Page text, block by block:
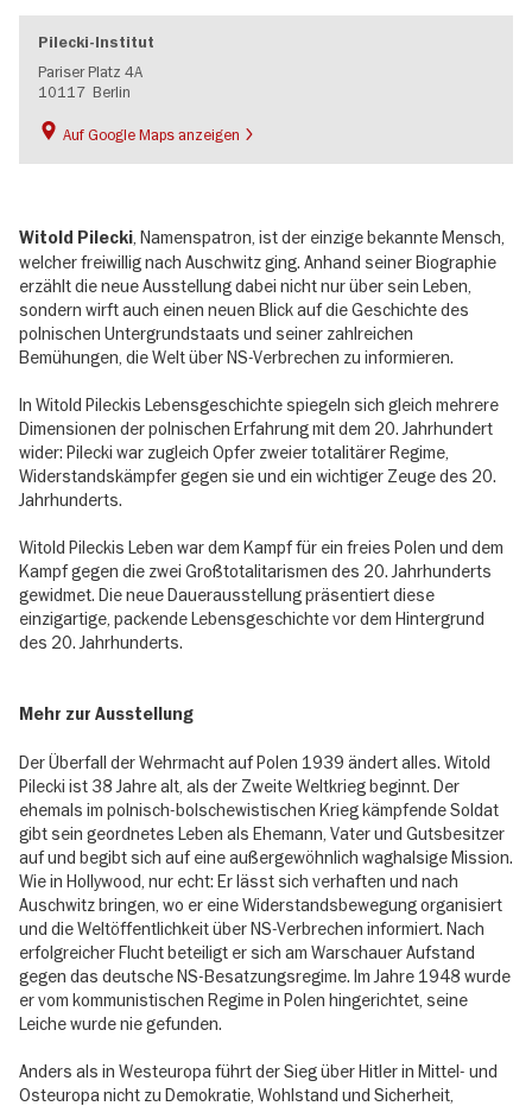
Pilecki-Institut
Pariser Platz 4A
10117 Berlin
Auf Google Maps anzeigen
Witold Pilecki, Namenspatron, ist der einzige bekannte Mensch,
welcher freiwillig nach Auschwitz ging. Anhand seiner Biographie
erzählt die neue Ausstellung dabei nicht nur über sein Leben,
sondern wirft auch einen neuen Blick auf die Geschichte des
polnischen Untergrundstaats und seiner zahlreichen
Bemühungen, die Welt über NS-Verbrechen zu informieren.
In Witold Pileckis Lebensgeschichte spiegeln sich gleich mehrere
Dimensionen der polnischen Erfahrung mit dem 20. Jahrhundert
wider: Pilecki war zugleich Opfer zweier totalitärer Regime,
Widerstandskämpfer gegen sie und ein wichtiger Zeuge des 20.
Jahrhunderts.
Witold Pileckis Leben war dem Kampf für ein freies Polen und dem
Kampf gegen die zwei Großtotalitarismen des 20. Jahrhunderts
gewidmet. Die neue Dauerausstellung präsentiert diese
einzigartige, packende Lebensgeschichte vor dem Hintergrund
des 20. Jahrhunderts.
Mehr zur Ausstellung
Der Überfall der Wehrmacht auf Polen 1939 ändert alles. Witold
Pilecki ist 38 Jahre alt, als der Zweite Weltkrieg beginnt. Der
ehemals im polnisch-bolschewistischen Krieg kämpfende Soldat
gibt sein geordnetes Leben als Ehemann, Vater und Gutsbesitzer
auf und begibt sich auf eine außergewöhnlich waghalsige Mission.
Wie in Hollywood, nur echt: Er lässt sich verhaften und nach
Auschwitz bringen, wo er eine Widerstandsbewegung organisiert
und die Weltöffentlichkeit über NS-Verbrechen informiert. Nach
erfolgreicher Flucht beteiligt er sich am Warschauer Aufstand
gegen das deutsche NS-Besatzungsregime. Im Jahre 1948 wurde
er vom kommunistischen Regime in Polen hingerichtet, seine
Leiche wurde nie gefunden.
Anders als in Westeuropa führt der Sieg über Hitler in Mittel- und
Osteuropa nicht zu Demokratie, Wohlstand und Sicherheit,